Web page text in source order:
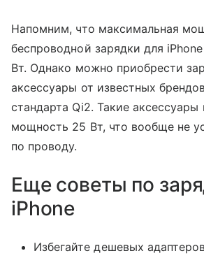
Напомним, что максимальная
беспроводной зарядки для
Вт. Однако можно приобрести
аксессуары от известных
стандарта Qi2. Такие
мощность 25 Вт, что вообще не
по проводу.
Еще советы по
iPhone
Избегайте дешевых